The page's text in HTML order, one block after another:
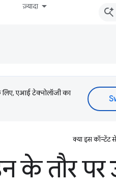
ज़्यादा
एआई टेक्नोलॉजी का
क्या इस कॉन्टेंट
के तौर पर